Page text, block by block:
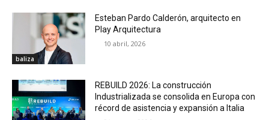
baliza
Esteban Pardo Calderón, arquitecto en
Play Arquitectura
10 abril, 2026
REBUILD 2026: La construcción
Industrializada se consolida en Europa con
récord de asistencia y expansión a Italia